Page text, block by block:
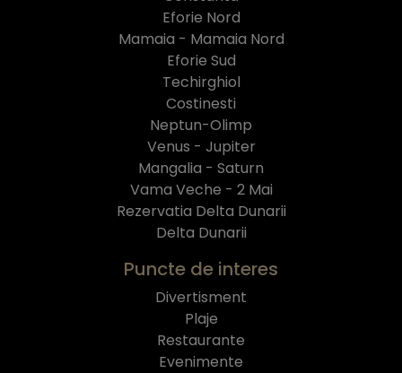
Eforie Nord
Mamaia - Mamaia Nord
Eforie Sud
Techirghiol
Costinesti
Neptun-Olimp
Venus - Jupiter
Mangalia - Saturn
Vama Veche - 2 Mai
Rezervatia Delta Dunarii
Delta Dunarii
Puncte de interes
Divertisment
Plaje
Restaurante
Evenimente